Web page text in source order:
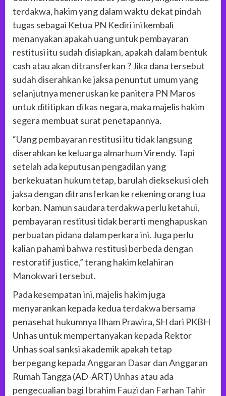
terdakwa, hakim yang dalam waktu dekat pindah
tugas sebagai Ketua PN Kediri ini kembali
menanyakan apakah uang untuk pembayaran
restitusi itu sudah disiapkan, apakah dalam bentuk
cash atau akan ditransferkan ? Jika dana tersebut
sudah diserahkan ke jaksa penuntut umum yang
selanjutnya meneruskan ke panitera PN Maros
untuk dititipkan di kas negara, maka majelis hakim
segera membuat surat penetapannya.
“Uang pembayaran restitusi itu tidak langsung
diserahkan ke keluarga almarhum Virendy. Tapi
setelah ada keputusan pengadilan yang
berkekuatan hukum tetap, barulah dieksekusi oleh
jaksa dengan ditransferkan ke rekening orang tua
korban. Namun saudara terdakwa perlu ketahui,
pembayaran restitusi tidak berarti menghapuskan
perbuatan pidana dalam perkara ini. Juga perlu
kalian pahami bahwa restitusi berbeda dengan
restoratif justice,” terang hakim kelahiran
Manokwari tersebut.
Pada kesempatan ini, majelis hakim juga
menyarankan kepada kedua terdakwa bersama
penasehat hukumnya Ilham Prawira, SH dari PKBH
Unhas untuk mempertanyakan kepada Rektor
Unhas soal sanksi akademik apakah tetap
berpegang kepada Anggaran Dasar dan Anggaran
Rumah Tangga (AD-ART) Unhas atau ada
pengecualian bagi Ibrahim Fauzi dan Farhan Tahir